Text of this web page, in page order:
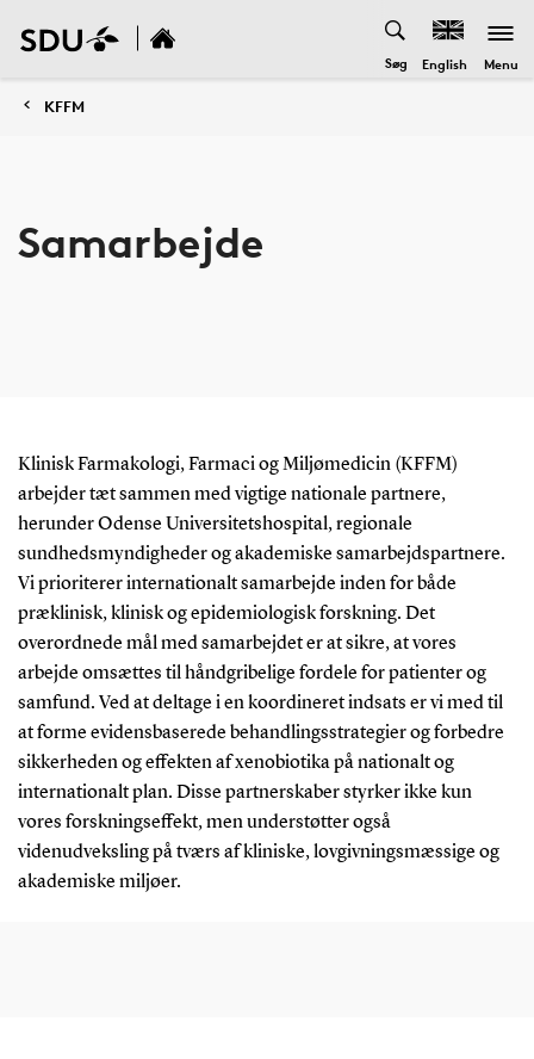
Søg English Menu
KFFM
Samarbejde
Klinisk Farmakologi, Farmaci og Miljømedicin (KFFM)
arbejder tæt sammen med vigtige nationale partnere,
herunder Odense Universitetshospital, regionale
sundhedsmyndigheder og akademiske samarbejdspartnere.
Vi prioriterer internationalt samarbejde inden for både
præklinisk, klinisk og epidemiologisk forskning. Det
overordnede mål med samarbejdet er at sikre, at vores
arbejde omsættes til håndgribelige fordele for patienter og
samfund. Ved at deltage i en koordineret indsats er vi med til
at forme evidensbaserede behandlingsstrategier og forbedre
sikkerheden og effekten af xenobiotika på nationalt og
internationalt plan. Disse partnerskaber styrker ikke kun
vores forskningseffekt, men understøtter også
videnudveksling på tværs af kliniske, lovgivningsmæssige og
akademiske miljøer.